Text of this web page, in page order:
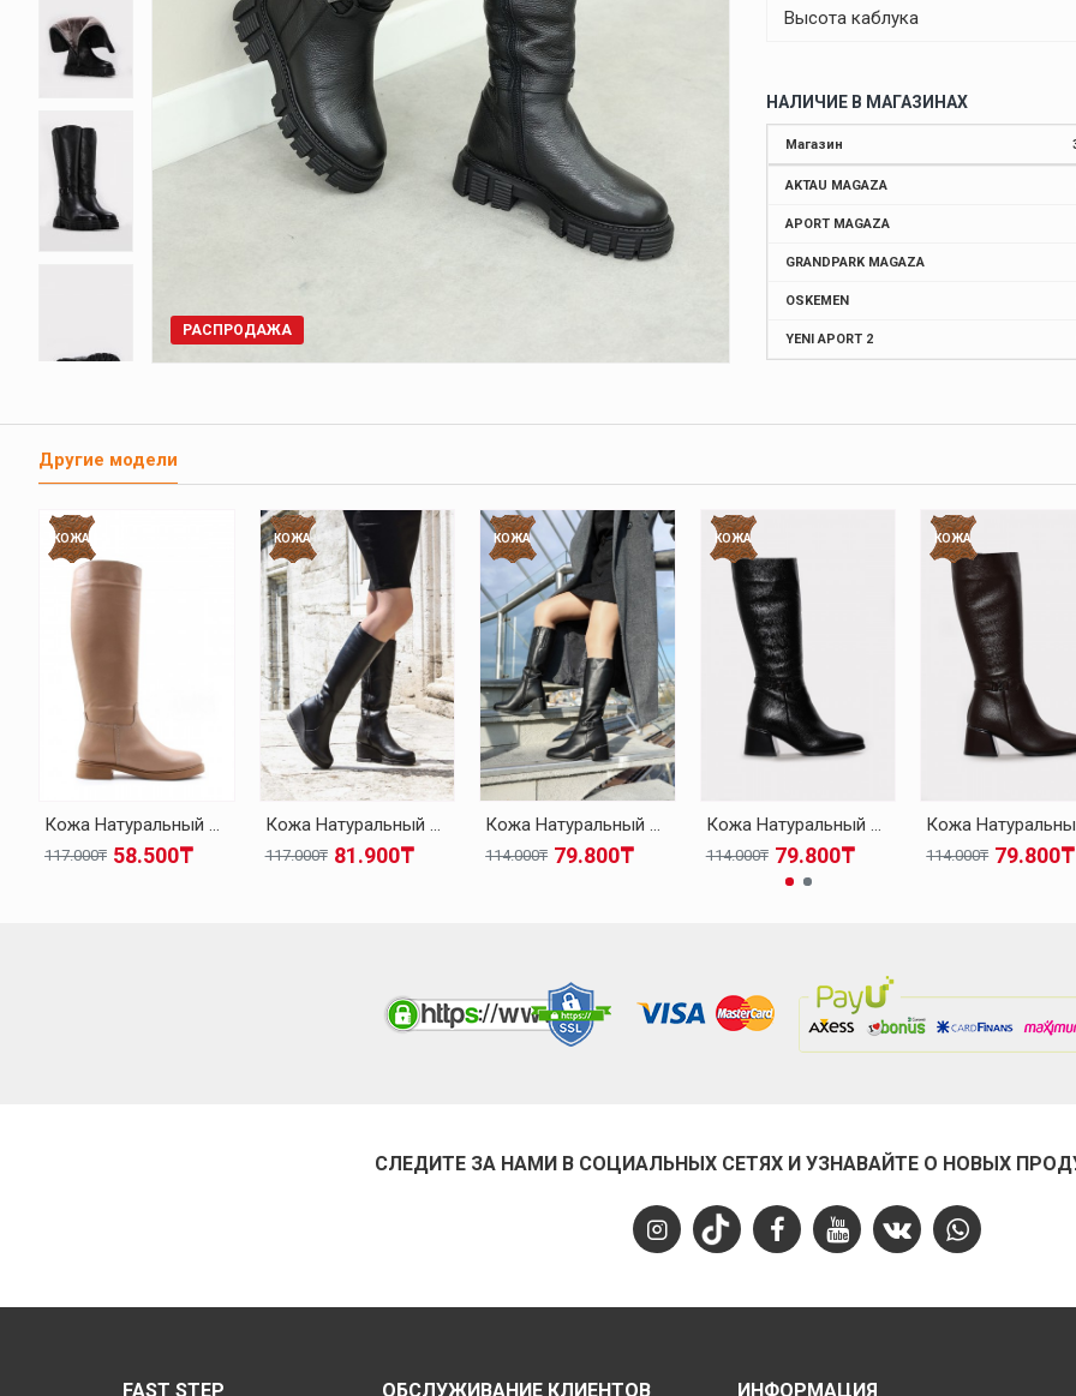
РАСПРОДАЖА
Высота каблука
НАЛИЧИЕ В МАГАЗИНАХ
Магазин
AKTAU MAGAZA
APORT MAGAZA
GRANDPARK MAGAZA
OSKEMEN
YENI APORT 2
Другие модели
КОЖА
Кожа Натуральный Мех Темно-бежевый Женская Выше Колена Сапоги 010YZA8179
58.500₸
117.000₸
КОЖА
Кожа Натуральный Мех Черный Женская На Танкетке Сапоги 064KZA1006
81.900₸
117.000₸
КОЖА
Кожа Натуральный Мех Черный Женская На Танкетке Сапоги 064KZA267
79.800₸
114.000₸
КОЖА
Кожа Натуральный Мех Черный Женская На Танкетке Сапоги 064KZA267
79.800₸
114.000₸
КОЖА
79.800₸
114.000₸
СЛЕДИТЕ ЗА НАМИ В СОЦИАЛЬНЫХ СЕТЯХ И УЗНАВАЙТЕ О НОВЫХ
FAST STEP ОБСЛУЖИВАНИЕ КЛИЕНТОВ ИНФОРМАЦИЯ